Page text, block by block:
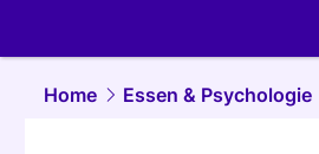
Home
Essen & Psychologie